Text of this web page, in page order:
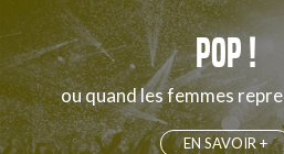
POP !
ou quand les femmes
EN SAVOIR +